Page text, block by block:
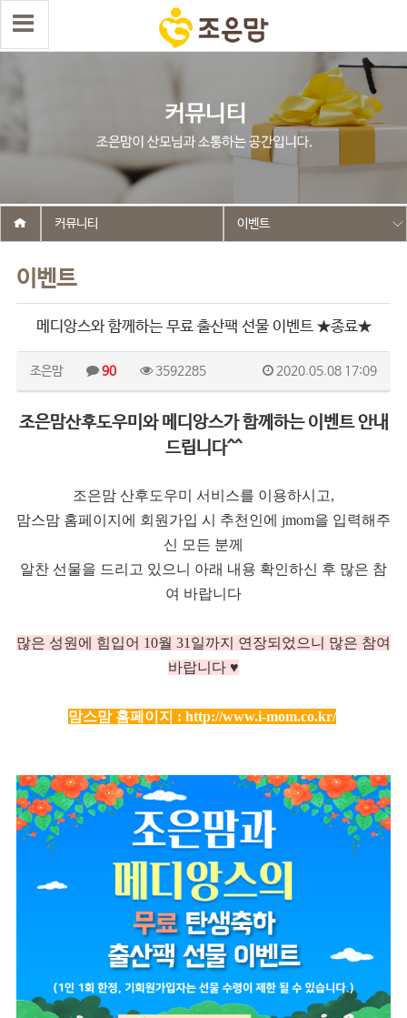
이벤트
커뮤니티 이벤트
메디앙스와 함께하는 무료 출산팩 선물 이벤트 ★종료★
조은맘 90 3592285 2020.05.08 17:09
조은맘산후도우미와 메디앙스가 함께하는 이벤트 안내
드립니다^^
조은맘 산후도우미 서비스를 이용하시고,
맘스맘 홈페이지에 회원가입 시 추천인에 jmom을 입력해주
신 모든 분께
알찬 선물을 드리고 있으니 아래 내용 확인하신 후 많은 참
여 바랍니다
많은 성원에 힘입어 10월 31일까지 연장되었으니 많은 참여
바랍니다 ♥
맘스맘 홈페이지 : http://www.i-mom.co.kr/